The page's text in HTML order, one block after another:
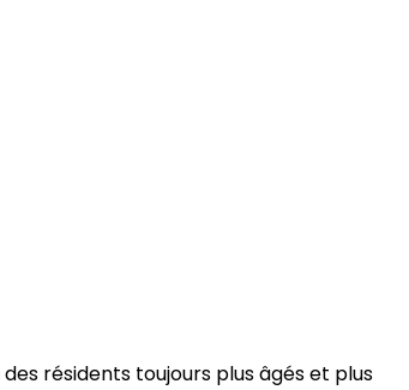
résidents toujours plus âgés et plus